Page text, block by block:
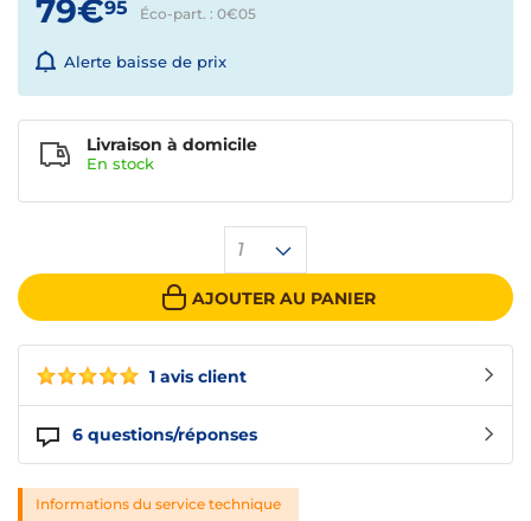
1 avis client
6 questions/réponses
79€95 Éco-part. : 0€05
Alerte baisse de prix
1
AJOUTER AU PANIER
Livraison à domicile
En stock
Informations du service technique